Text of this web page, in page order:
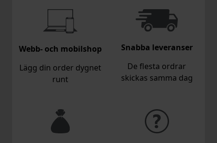
Webb- och mobilshop
Lägg din order dygnet
runt
Snabba leveranser
De flesta ordrar
skickas samma dag